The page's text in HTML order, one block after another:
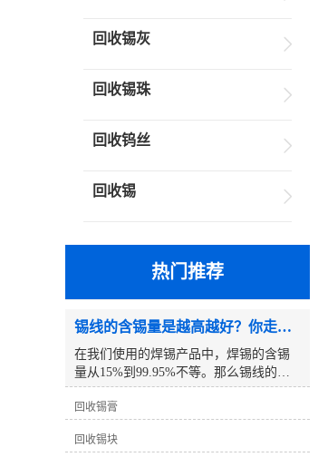
回收锡灰
回收锡珠
回收钨丝
回收锡
热门推荐
锡线的含锡量是越高越好？你走进了误区！
在我们使用的焊锡产品中，焊锡的含锡
量从15%到99.95%不等。那么锡线的含
锡量越高越好吗？以下是一个例子:众所
周知，锡线分为铅锡线和无铅锡线，但
63度锡线。除了这条63度的锡线，其他
回收锡膏
回收锡块